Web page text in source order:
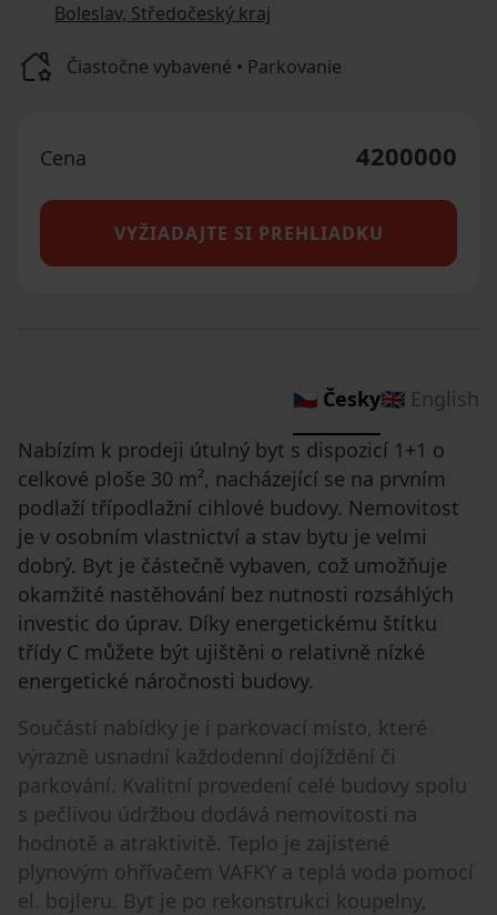
Boleslav, Středočeský kraj
Čiastočne vybavené • Parkovanie
Cena 4200000
VYŽIADAJTE SI PREHLIADKU
🇨🇿 Česky🇬🇧 English
Nabízím k prodeji útulný byt s dispozicí 1+1 o
celkové ploše 30 m², nacházející se na prvním
podlaží třípodlažní cihlové budovy. Nemovitost
je v osobním vlastnictví a stav bytu je velmi
dobrý. Byt je částečně vybaven, což umožňuje
okamžité nastěhování bez nutnosti rozsáhlých
investic do úprav. Díky energetickému štítku
třídy C můžete být ujištěni o relativně nízké
energetické náročnosti budovy.
Součástí nabídky je i parkovací místo, které
výrazně usnadní každodenní dojíždění či
parkování. Kvalitní provedení celé budovy spolu
s pečlivou údržbou dodává nemovitosti na
hodnotě a atraktivitě. Teplo je zajistené
plynovým ohřívačem VAFKY a teplá voda pomocí
el. bojleru. Byt je po rekonstrukci koupelny,